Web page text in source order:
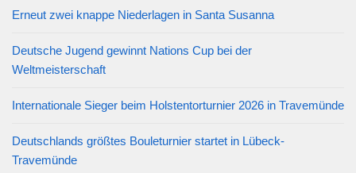
Erneut zwei knappe Niederlagen in Santa Susanna
Deutsche Jugend gewinnt Nations Cup bei der
Weltmeisterschaft
Internationale Sieger beim Holstentorturnier 2026 in Travemünde
Deutschlands größtes Bouleturnier startet in Lübeck-
Travemünde